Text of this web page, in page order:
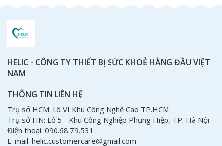
HELIC - CÔNG TY THIẾT BỊ SỨC KHOẺ HÀNG ĐẦU VIỆT
NAM
THÔNG TIN LIÊN HỆ
Trụ sở HCM: Lô VI Khu Công Nghệ Cao TP.HCM
Trụ sở HN: Lô 5 - Khu Công Nghiệp Phụng Hiệp, TP. Hà Nội
Điện thoại: 090.68.79.531
E-mail: helic.customercare@gmail.com